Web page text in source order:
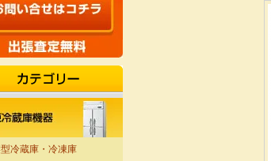
冷蔵庫・冷凍庫